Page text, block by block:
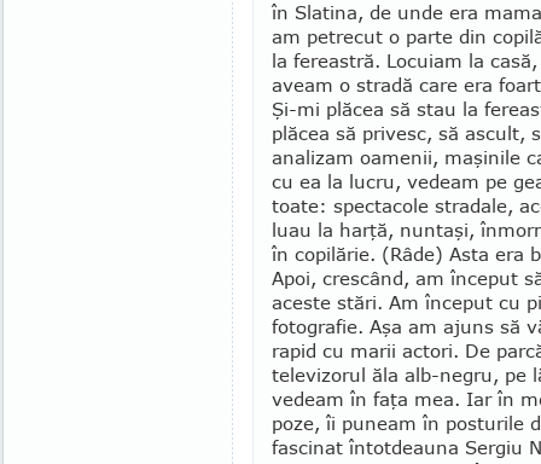
în Slatina, de unde era
am petrecut o parte din
la fereastră. Lo­cuiam la
aveam o stradă care era
Şi-mi plăcea să stau la
plăcea să privesc, să ascult,
ana­lizam oamenii, maşinile
cu ea la lucru, vedeam pe
toate: spectacole stradale,
luau la harţă, nuntaşi,
în copilărie. (Râde) Asta era
Apoi, crescând, am început
aceste stări. Am început cu
fotografie. Aşa am ajuns să
rapid cu marii actori. De
televizorul ăla alb-negru, pe
vedeam în faţa mea. Iar în
poze, îi pu­neam în posturile
fascinat întotdeauna Sergiu